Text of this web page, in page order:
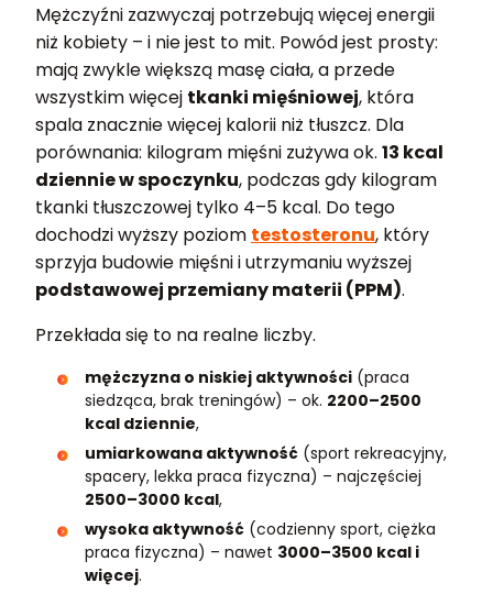
Mężczyźni zazwyczaj potrzebują więcej energii
niż kobiety – i nie jest to mit. Powód jest prosty:
mają zwykle większą masę ciała, a przede
wszystkim więcej tkanki mięśniowej, która
spala znacznie więcej kalorii niż tłuszcz. Dla
porównania: kilogram mięśni zużywa ok. 13 kcal
dziennie w spoczynku, podczas gdy kilogram
tkanki tłuszczowej tylko 4–5 kcal. Do tego
dochodzi wyższy poziom testosteronu, który
sprzyja budowie mięśni i utrzymaniu wyższej
podstawowej przemiany materii (PPM).
Przekłada się to na realne liczby.
mężczyzna o niskiej aktywności (praca
siedząca, brak treningów) – ok. 2200–2500
kcal dziennie,
umiarkowana aktywność (sport rekreacyjny,
spacery, lekka praca fizyczna) – najczęściej
2500–3000 kcal,
wysoka aktywność (codzienny sport, ciężka
praca fizyczna) – nawet 3000–3500 kcal i
więcej.